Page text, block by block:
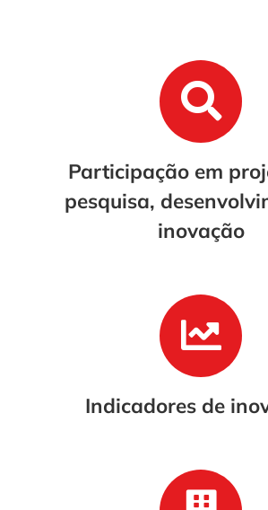
Participação em
pesquisa,
inovação
Indicadores de